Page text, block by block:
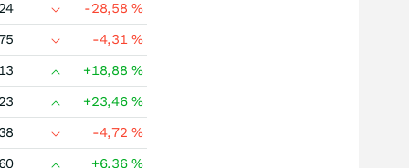
-28,58%
-4,31%
+18,88%
+23,46%
-4,72%
+6,36%